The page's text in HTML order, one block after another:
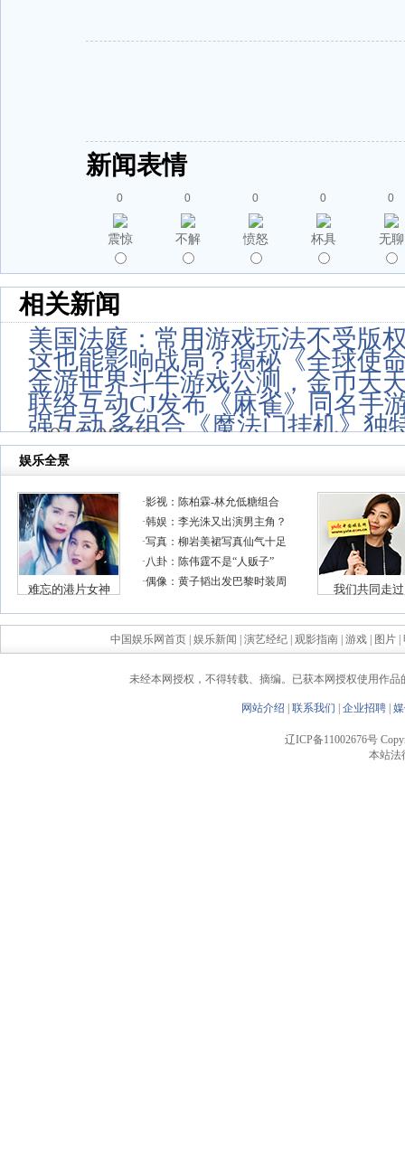
新闻表情
0
震惊
0
不解
0
愤怒
0
杯具
0
无聊
相关新闻
美国法庭：常用游戏玩法不受版
这也能影响战局？揭秘《全球使
金游世界斗牛游戏公测，金币天
联络互动CJ发布《麻雀》同名手
(2016-08-01)
强互动 多组合《魔法门挂机》独
中国娱乐网首页| 娱乐新闻 演艺经纪| 观影指南| 游戏| 图片|
未经本网授权，不得转载、摘编。已获本网授权使用作
网站介绍 联系我们 企业招聘
辽ICP备11002676号
本站法